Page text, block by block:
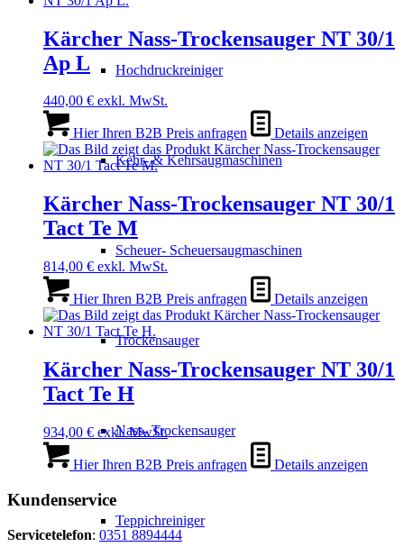
Hochdruckreiniger
Kehr- & Kehrsaugmaschinen
Scheuer- Scheuersaugmaschinen
Trockensauger
Nass- Trockensauger
Teppichreiniger
Kärcher Nass-Trockensauger NT 30/1
Ap L
440,00 € exkl. MwSt.
Hier Ihren B2B Preis anfragen Details anzeigen
Kärcher Nass-Trockensauger NT 30/1
Tact Te M
814,00 € exkl. MwSt.
Hier Ihren B2B Preis anfragen Details anzeigen
Kärcher Nass-Trockensauger NT 30/1
Tact Te H
934,00 € exkl. MwSt.
Hier Ihren B2B Preis anfragen Details anzeigen
Kundenservice
Servicetelefon: 0351 8894444